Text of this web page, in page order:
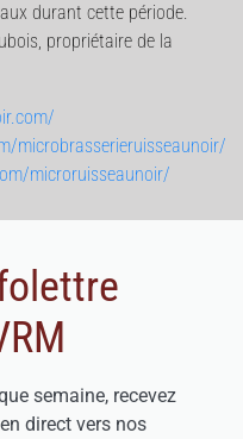
durant cette période.
propriétaire de la
microbrasserieruisseaunoir/
microruisseaunoir/
semaine, recevez
direct vers nos